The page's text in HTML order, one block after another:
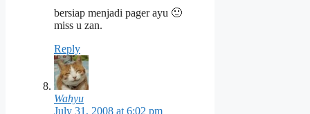
bersiap menjadi pager ayu 🙂
miss u zan.
Reply
Wahyu
July 31, 2008 at 6:02 pm